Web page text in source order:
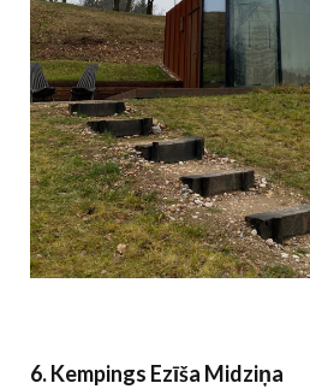
6. Kempings Ezīša Midziņa